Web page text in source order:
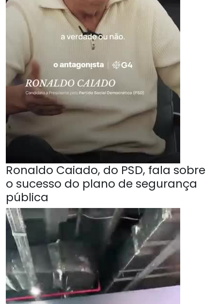
Ronaldo Caiado, do PSD, fala sobre
o sucesso do plano de segurança
pública